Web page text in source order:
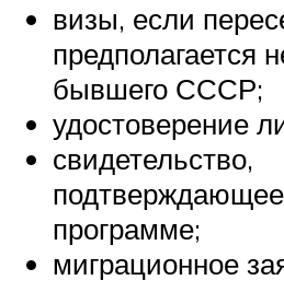
визы, если
предполагается
бывшего СССР;
удостоверение
свидетельство,
программе;
миграционное